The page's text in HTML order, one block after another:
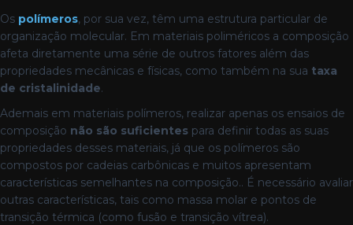
Os polímeros, por sua vez, têm uma estrutura particular de
organização molecular. Em materiais poliméricos a composição
afeta diretamente uma série de outros fatores além das
propriedades mecânicas e físicas, como também na sua taxa
de cristalinidade.
Ademais em materiais polímeros, realizar apenas os ensaios de
composição não são suficientes para definir todas as suas
propriedades desses materiais, já que os polímeros são
compostos por cadeias carbônicas e muitos apresentam
características semelhantes na composição.. É necessário avaliar
outras características, tais como massa molar e pontos de
transição térmica (como fusão e transição vítrea).